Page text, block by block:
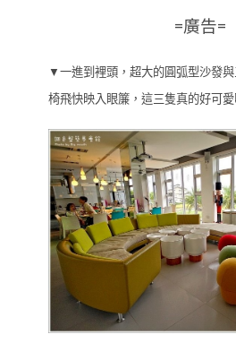
=廣告=
▼一進到裡頭，超大的圓弧型沙發
椅飛快映入眼簾，這三隻真的好可